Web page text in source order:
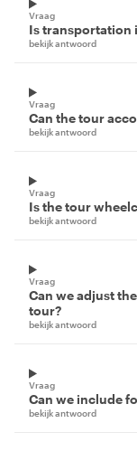
Vraag
Is transportation
bekijk antwoord
Vraag
Can the tour
bekijk antwoord
Vraag
Is the tour
bekijk antwoord
Vraag
Can we adjust
tour?
bekijk antwoord
Vraag
Can we include
bekijk antwoord